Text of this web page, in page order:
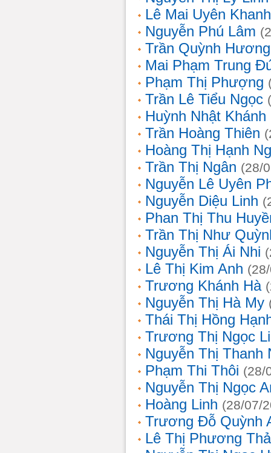
Lê Mai Uyên Khanh
Nguyễn Phú Lâm
Trần Quỳnh Hương
Mai Phạm Trung
Phạm Thị Phượng
Trần Lê Tiểu Ngọc
Huỳnh Nhật Khánh
Trần Hoàng Thiên
Hoàng Thị Hạnh
Trần Thị Ngân (28/
Nguyễn Lê Uyên
Nguyễn Diệu Linh
Phan Thị Thu
Trần Thị Như
Nguyễn Thị Ái Nhi
Lê Thị Kim Anh
Trương Khánh Hà
Nguyễn Thị Hà My
Thái Thị Hồng
Trương Thị Ngọc
Nguyễn Thị Thanh
Phạm Thi Thôi (28/
Nguyễn Thị Ngọc
Hoàng Linh (28/07/
Trương Đỗ Quỳnh
Lê Thị Phương